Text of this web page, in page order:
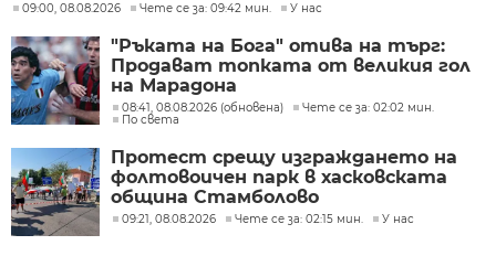
09:00, 08.08.2026 Чете се за: 09:42 мин. У нас
"Ръката на Бога" отива на търг:
Продават топката от великия гол
на Марадона
08:41, 08.08.2026 (обновена)
Чете се за: 02:02 мин.
По света
Протест срещу изграждането на
фолтовоичен парк в хасковската
община Стамболово
09:21, 08.08.2026 Чете се за: 02:15 мин. У нас